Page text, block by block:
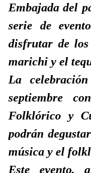
Embajada del
serie de
disfrutar de
marichi y el
La
septiembre
Folklórico y
podrán
música y el
Este evento,